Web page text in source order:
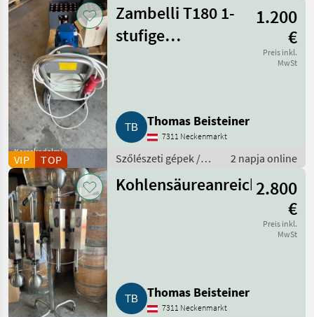
be
Sonstige
Kereskedelmi
szolgáltató
VIP TOP
Zambelli T180 1-
stufige
1.200
€
Preis inkl.
MwSt
Thomas Beisteiner
7311 Neckenmarkt
Szőlészeti gépek /
2 napja online
2.800
€
Preis inkl.
MwSt
Thomas Beisteiner
7311 Neckenmarkt